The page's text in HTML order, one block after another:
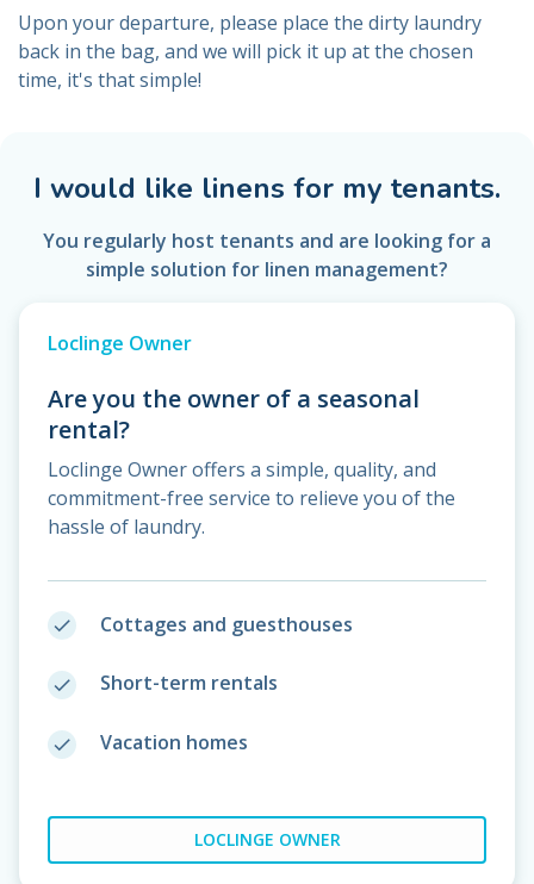
Upon your departure, please place the dirty laundry
back in the bag, and we will pick it up at the chosen
time, it's that simple!
I would like linens for my tenants.
You regularly host tenants and are looking for a
simple solution for linen management?
Loclinge Owner
Are you the owner of a seasonal
rental?
Loclinge Owner offers a simple, quality, and
commitment-free service to relieve you of the
hassle of laundry.
done Cottages and guesthouses
done Short-term rentals
done Vacation homes
LOCLINGE OWNER